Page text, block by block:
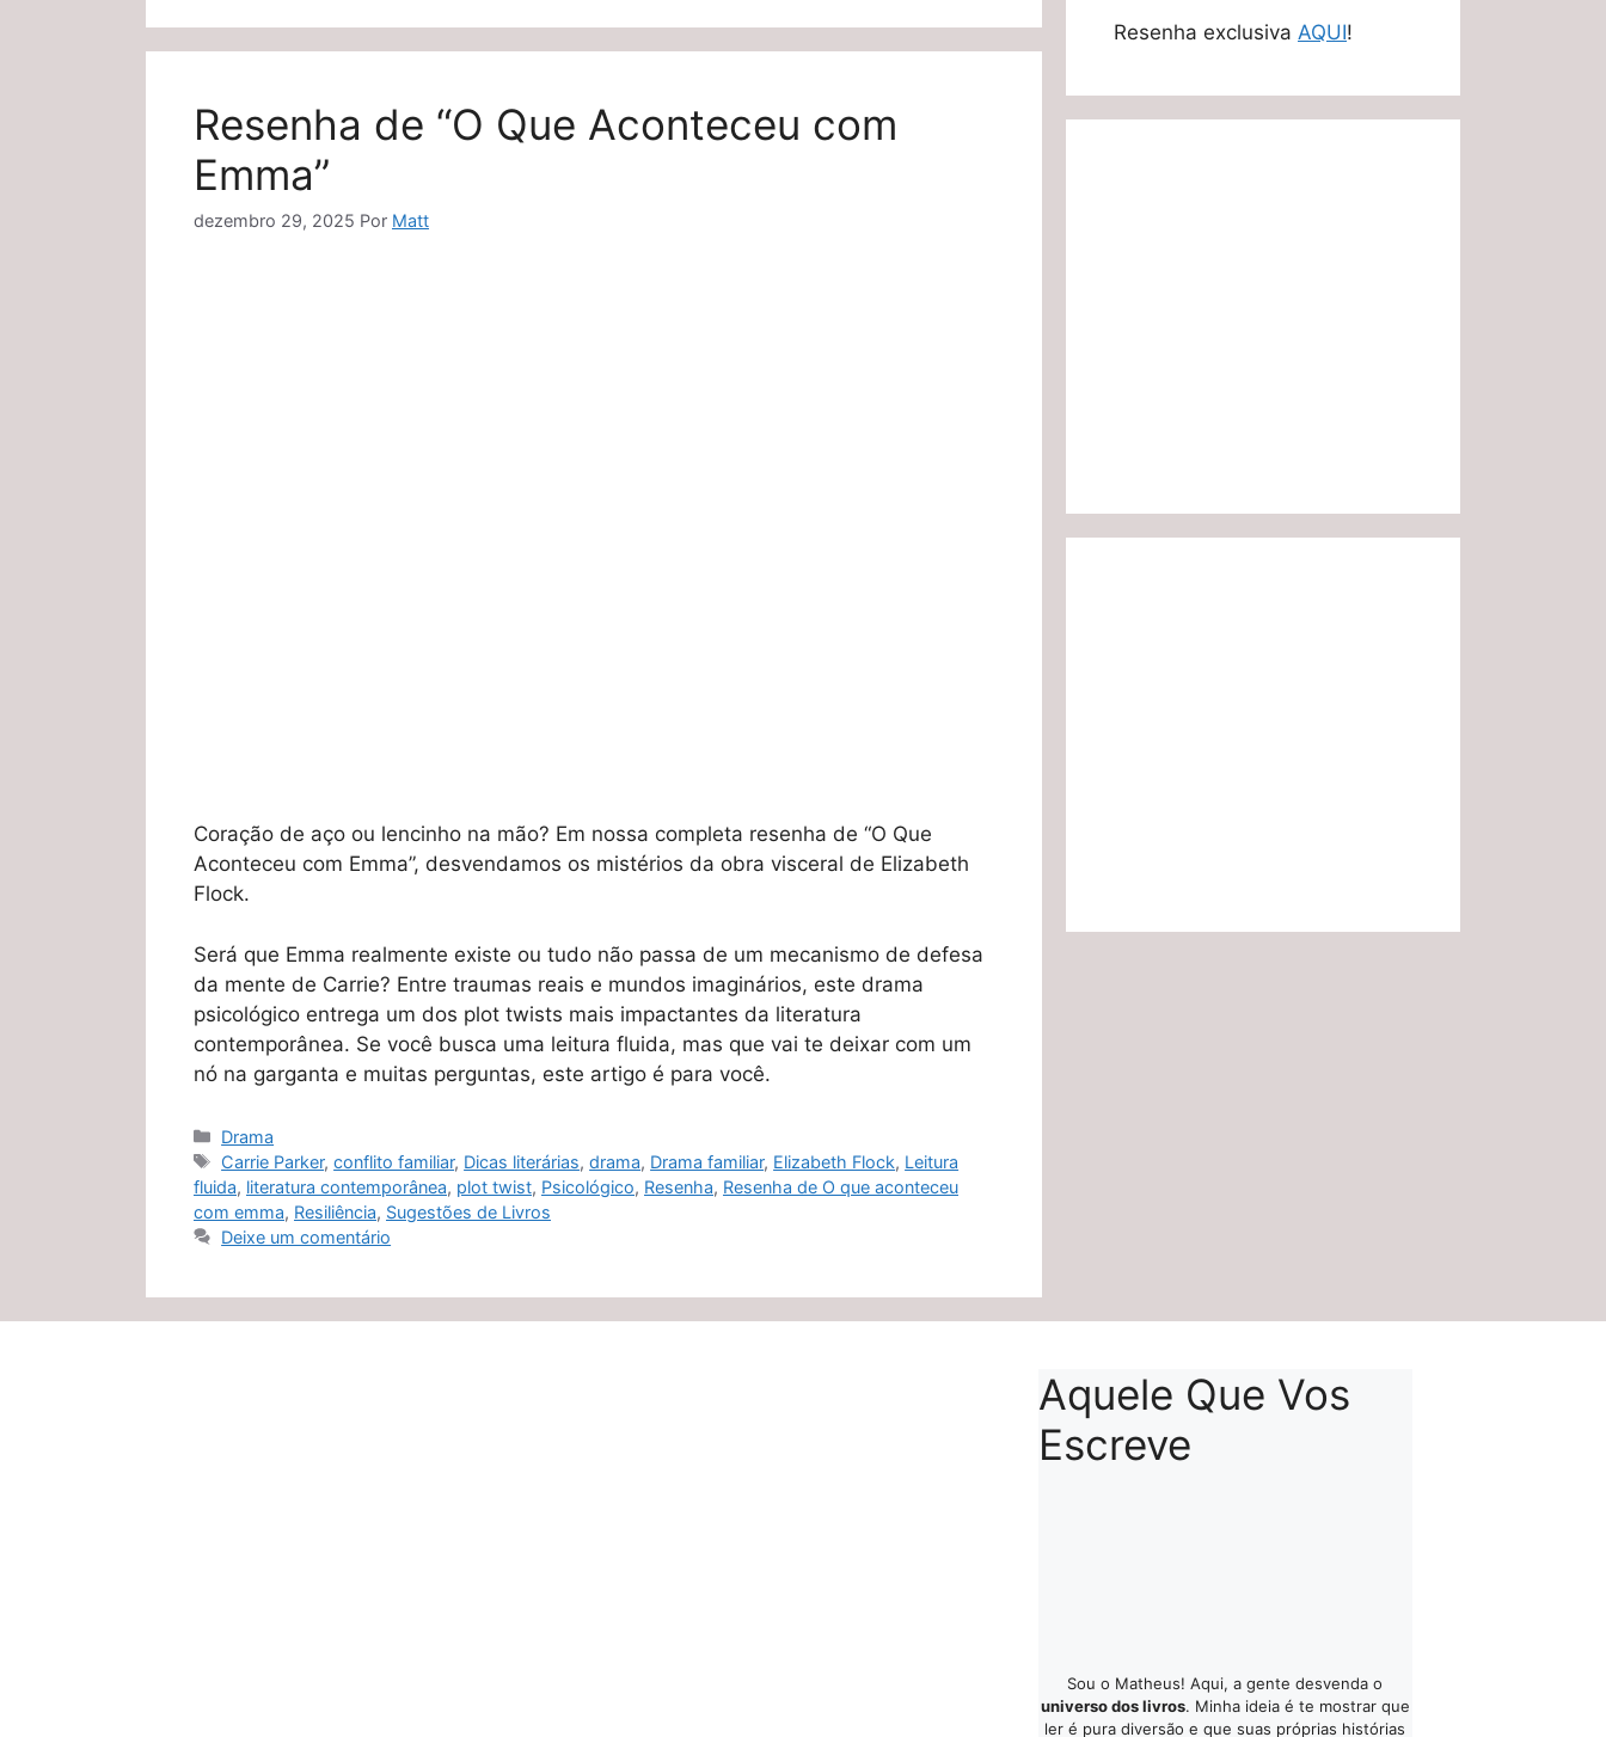
Resenha de “O Que Aconteceu com
Emma”
dezembro 29, 2025 Por Matt
Coração de aço ou lencinho na mão? Em nossa completa resenha de “O Que
Aconteceu com Emma”, desvendamos os mistérios da obra visceral de Elizabeth
Flock.
Será que Emma realmente existe ou tudo não passa de um mecanismo de defesa
da mente de Carrie? Entre traumas reais e mundos imaginários, este drama
psicológico entrega um dos plot twists mais impactantes da literatura
contemporânea. Se você busca uma leitura fluida, mas que vai te deixar com um
nó na garganta e muitas perguntas, este artigo é para você.
Categorias
Drama
Tags
Carrie Parker,conflito familiar, Dicas literárias,drama, Drama familiar, Elizabeth Flock, Leitura
fluida, literatura contemporânea, plot twist, Psicológico, Resenha, Resenha de O que aconteceu
com emma, Resiliência, Sugestões de Livros
Deixe um comentário
Resenha exclusiva AQUI!
Aquele Que Vos
Escreve
Sou o Matheus! Aqui, a gente desvenda o
universo dos livros. Minha ideia é te mostrar que
ler é pura diversão e que suas próprias histórias